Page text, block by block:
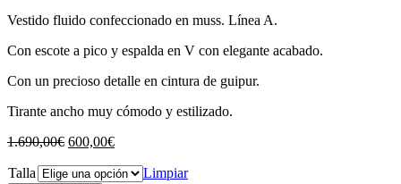
Vestido fluido confeccionado en muss. Línea A.
Con escote a pico y espalda en V con elegante acabado.
Con un precioso detalle en cintura de guipur.
Tirante ancho muy cómodo y estilizado.
1.690,00€ 600,00€
Talla Limpiar